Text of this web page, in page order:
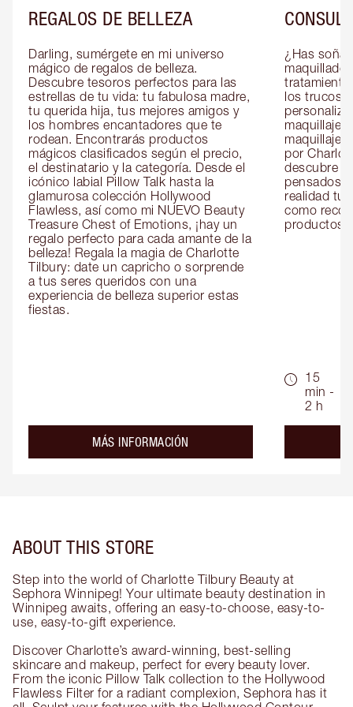
REGALOS DE BELLEZA
Darling, sumérgete en mi universo
mágico de regalos de belleza.
Descubre tesoros perfectos para las
estrellas de tu vida: tu fabulosa madre,
tu querida hija, tus mejores amigos y
los hombres encantadores que te
rodean. Encontrarás productos
mágicos clasificados según el precio,
el destinatario y la categoría. Desde el
icónico labial Pillow Talk hasta la
glamurosa colección Hollywood
Flawless, así como mi NUEVO Beauty
Treasure Chest of Emotions, ¡hay un
regalo perfecto para cada amante de la
belleza! Regala la magia de Charlotte
Tilbury: date un capricho o sorprende
a tus seres queridos con una
experiencia de belleza superior estas
fiestas.
MÁS INFORMACIÓN
¿Has
los
maquillaje
maquillaje
por
descubre
pensados
realidad
como
productos
15
min -
2 h
ABOUT THIS STORE
Step into the world of Charlotte Tilbury Beauty at
Sephora Winnipeg! Your ultimate beauty destination in
Winnipeg awaits, offering an easy-to-choose, easy-to-
use, easy-to-gift experience.
Discover Charlotte’s award-winning, best-selling
skincare and makeup, perfect for every beauty lover.
From the iconic Pillow Talk collection to the Hollywood
Flawless Filter for a radiant complexion, Sephora has it